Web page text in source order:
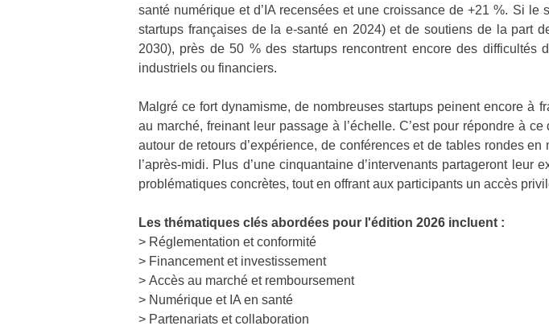
santé numérique et d’IA recensées et une croissance de +21 %. Si
startups françaises de la e-santé en 2024) et de soutiens de la part
2030), près de 50 % des startups rencontrent encore des difficultés
industriels ou financiers.
Malgré ce fort dynamisme, de nombreuses startups peinent encore à
au marché, freinant leur passage à l’échelle. C’est pour répondre à
autour de retours d’expérience, de conférences et de tables rondes
l’après-midi. Plus d’une cinquantaine d’intervenants partageront
problématiques concrètes, tout en offrant aux participants un accès
Les thématiques clés abordées pour l'édition 2026 incluent :
> Réglementation et conformité
> Financement et investissement
> Accès au marché et remboursement
> Numérique et IA en santé
> Partenariats et collaboration